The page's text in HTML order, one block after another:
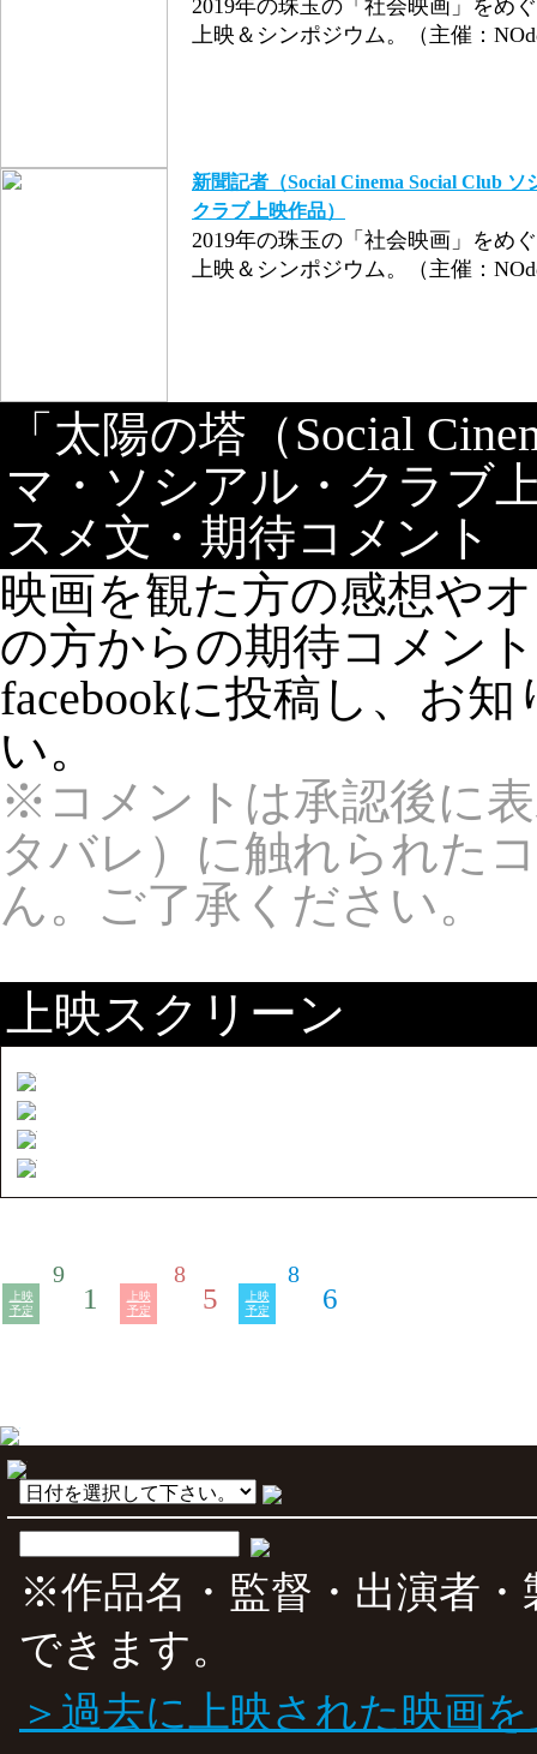
2019年の珠玉の「社会映画」をめ
上映＆シンポジウム。（主催：
新聞記者（Social Cinema Social Club
クラブ上映作品）
2019年の珠玉の「社会映画」をめ
上映＆シンポジウム。（主催：
「太陽の塔（Social
マ・ソシアル・クラブ
スメ文・期待コメント
映画を観た方の感想や
の方からの期待コメン
facebookに投稿し、お
い。
※コメントは承認後に
タバレ）に触れられた
ん。ご了承ください。
上映スクリーン
上映
予定
9
1
上映
予定
8
5
上映
予定
8
6
※作品名・監督・出演者
できます。
＞過去に上映された映画